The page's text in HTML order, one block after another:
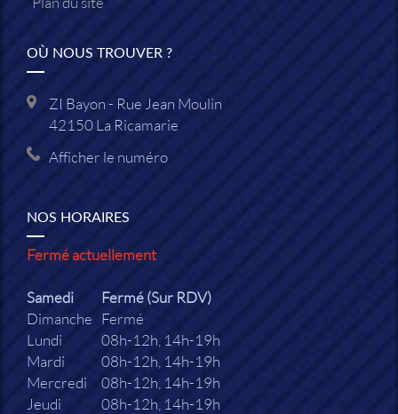
OÙ NOUS TROUVER ?
ZI Bayon - Rue Jean Moulin
42150La Ricamarie
Afficher le numéro
NOS HORAIRES
Fermé actuellement
Samedi
Fermé (Sur RDV)
Dimanche Fermé
Lundi
08h-12h, 14h-19h
Mardi
08h-12h, 14h-19h
Mercredi
08h-12h, 14h-19h
Jeudi
08h-12h, 14h-19h